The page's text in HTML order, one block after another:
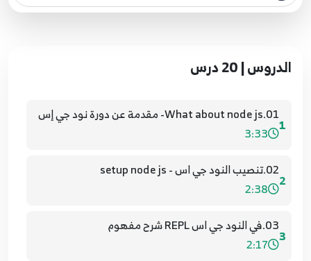
الدروس | 20 درس
1
01.What about node js- مقدمة عن دورة نود جي إس
3:33
2
02.تنصيب النود جي اس - setup node js
2:38
3
03.في النود جي اس REPL شرح مفهوم
2:17